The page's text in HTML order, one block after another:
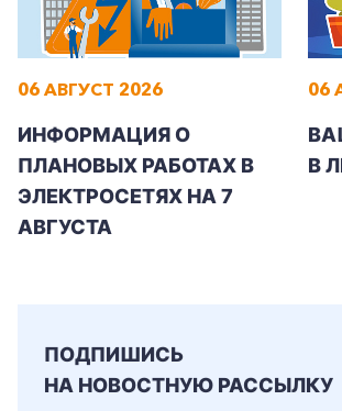
+7-800-700-24-57
Заказать обратный звонок
Корпоративным клиентам
06 АВГУСТ 2026
ИНФОРМАЦИЯ О
ПЛАНОВЫХ РАБОТАХ В
ЭЛЕКТРОСЕТЯХ НА 7
АВГУСТА
06
В
ПОДПИШИСЬ
НА НОВОСТНУЮ РАССЫЛКУ